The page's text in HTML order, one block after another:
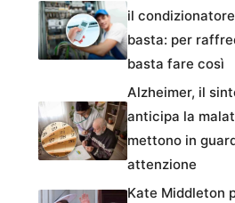
il
basta: per
basta fare così
Alzheimer, il
anticipa la
mettono in
attenzione
Kate Middleton